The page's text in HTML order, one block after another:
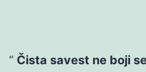
Čista savest ne boji